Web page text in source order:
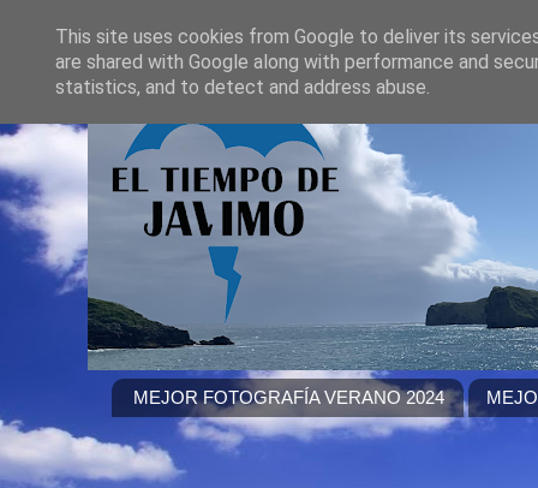
MEJOR FOTOGRAFÍA VERANO 2024
This site uses cookies from Google to deliver its
are shared with Google along with performance and
statistics, and to detect and address abuse.